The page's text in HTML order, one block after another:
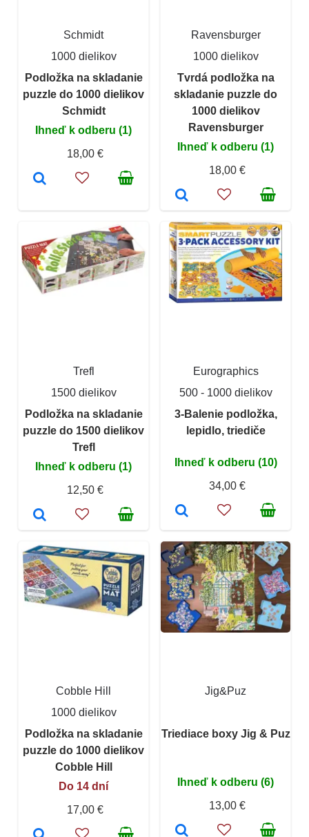
Schmidt
1000 dielikov
Podložka na skladanie
puzzle do 1000 dielikov
Schmidt
Ihneď k odberu (1)
18,00 €
Ravensburger
1000 dielikov
Tvrdá podložka na
skladanie puzzle do
1000 dielikov
Ravensburger
Ihneď k odberu (1)
18,00 €
Trefl
1500 dielikov
Podložka na skladanie
puzzle do 1500 dielikov
Trefl
Ihneď k odberu (1)
12,50 €
Eurographics
500 - 1000 dielikov
3-Balenie podložka,
lepidlo, triediče
Ihneď k odberu (10)
34,00 €
Cobble Hill
1000 dielikov
Podložka na skladanie
puzzle do 1000 dielikov
Cobble Hill
Do 14 dní
17,00 €
Jig&Puz
Triediace boxy Jig & Puz
Ihneď k odberu (6)
13,00 €